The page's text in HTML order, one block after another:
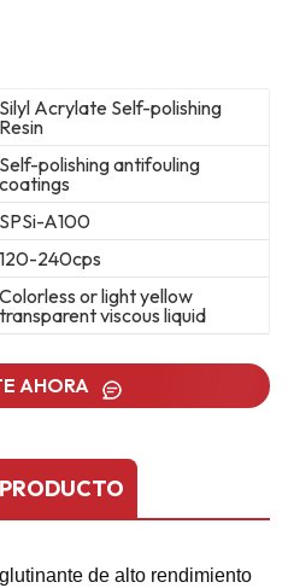
Silyl Acrylate Self-polishing
Resin
Self-polishing antifouling
coatings
SPSi-A100
120-240cps
Colorless or light yellow
transparent viscous liquid
AHORA
de alto rendimiento